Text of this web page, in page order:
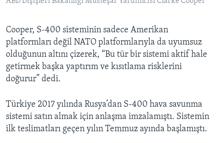
Cooper, S-400 sisteminin sadece Amerikan
platformları değil NATO platformlarıyla da uyumsuz
olduğunun altını çizerek, “Bu tür bir sistemi aktif hale
getirmek başka yaptırım ve kısıtlama risklerini
doğurur” dedi.
Türkiye 2017 yılında Rusya’dan S-400 hava savunma
sistemi satın almak için anlaşma imzalamıştı. Sistemin
ilk teslimatları geçen yılın Temmuz ayında başlamıştı.